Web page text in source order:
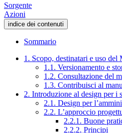
Sorgente
Azioni
indice dei contenuti
Sommario
1. Scopo, destinatari e uso
1.1. Versionamento e
1.2. Consultazione del
1.3. Contribuisci al
2. Introduzione al design per i
2.1. Design per
2.2. L’approccio
2.2.1. Buone
2.2.2. Principi